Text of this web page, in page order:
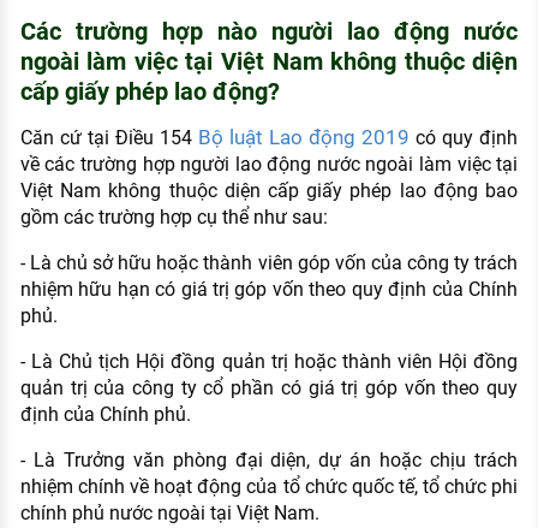
Các trường hợp nào người lao động nước
ngoài làm việc tại Việt Nam không thuộc diện
cấp giấy phép lao động?
Căn cứ tại Điều 154 Bộ luật Lao động 2019có quy định
về các trường hợp người lao động nước ngoài làm việc tại
Việt Nam không thuộc diện cấp giấy phép lao động bao
gồm các trường hợp cụ thể như sau:
- Là chủ sở hữu hoặc thành viên góp vốn của công ty trách
nhiệm hữu hạn có giá trị góp vốn theo quy định của Chính
phủ.
- Là Chủ tịch Hội đồng quản trị hoặc thành viên Hội đồng
quản trị của công ty cổ phần có giá trị góp vốn theo quy
định của Chính phủ.
- Là Trưởng văn phòng đại diện, dự án hoặc chịu trách
nhiệm chính về hoạt động của tổ chức quốc tế, tổ chức phi
chính phủ nước ngoài tại Việt Nam.